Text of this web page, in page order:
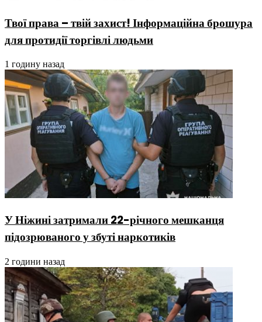
Твої права – твій захист! Інформаційна брошура
для протидії торгівлі людьми
1 годину назад
У Ніжині затримали 22-річного мешканця
підозрюваного у збуті наркотиків
2 години назад